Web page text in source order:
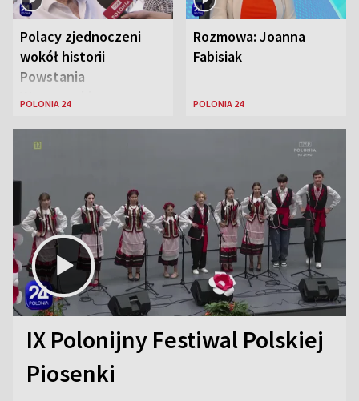
Polacy zjednoczeni
wokół historii
Powstania
Warszawskiego
POLONIA 24
Rozmowa: Joanna
Fabisiak
POLONIA 24
IX Polonijny Festiwal Polskiej
Piosenki